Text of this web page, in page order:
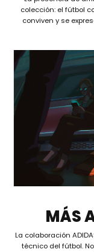
colección: el fútbol
conviven y se
MÁS
La colaboración
técnico del fútbol.